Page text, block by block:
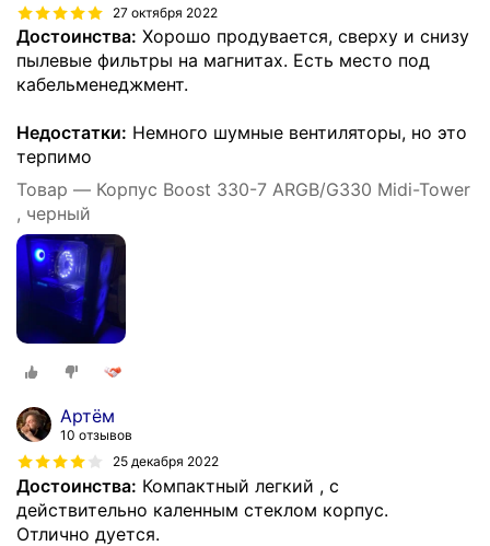
27 октября 2022
Достоинства: Хорошо продувается, сверху и снизу
пылевые фильтры на магнитах. Есть место под
кабельменеджмент.
Недостатки: Немного шумные вентиляторы, но это
терпимо
Товар — Корпус Boost 330-7 ARGB/G330 Midi-Tower
, черный
Артём
10 отзывов
25 декабря 2022
Достоинства: Компактный легкий , с
действительно каленным стеклом корпус.
Отлично дуется.